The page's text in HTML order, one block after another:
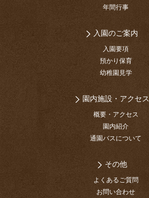
年間行事
入園のご案内
入園要項
預かり保育
幼稚園見学
園内施設・アクセス
概要・アクセス
園内紹介
通園バスについて
その他
よくあるご質問
お問い合わせ